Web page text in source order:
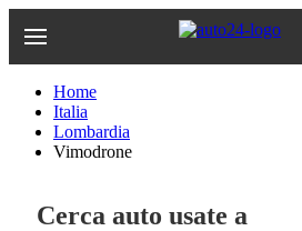
Home
Italia
Lombardia
Vimodrone
Cerca auto usate a